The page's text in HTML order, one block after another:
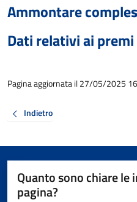
Ammontare
Dati relativi ai premi
Pagina aggiornata il 27/05/2025
Indietro
Quanto sono chiare
pagina?